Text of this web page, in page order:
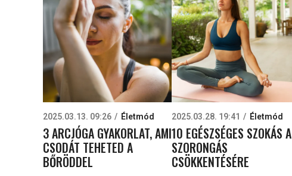
2025.03.13. 09:26 Életmód
3 ARCJÓGA GYAKORLAT, AMI
CSODÁT TEHETED A
BŐRÖDDEL
2025.03.28. 19:41 Életmód
10 EGÉSZSÉGES SZOKÁS A
SZORONGÁS
CSÖKKENTÉSÉRE